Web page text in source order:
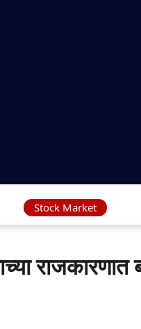
Stock Market
राजकारणात